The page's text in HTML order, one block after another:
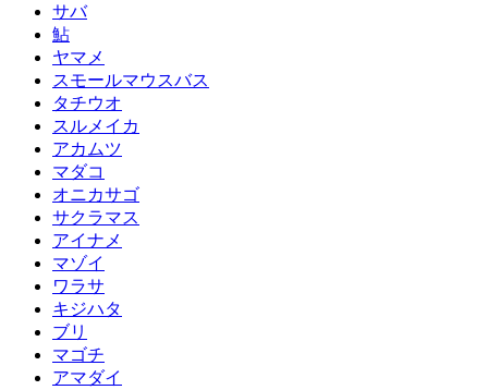
サバ
鮎
ヤマメ
スモールマウスバス
タチウオ
スルメイカ
アカムツ
マダコ
オニカサゴ
サクラマス
アイナメ
マゾイ
ワラサ
キジハタ
ブリ
マゴチ
アマダイ